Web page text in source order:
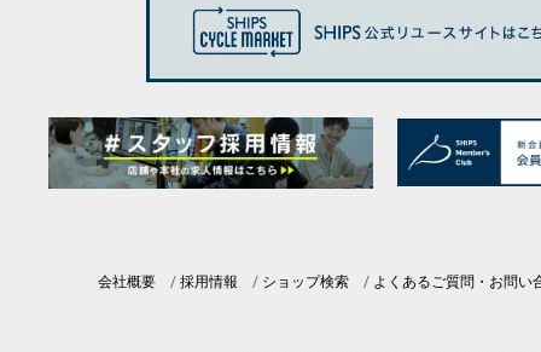
会社概要 採用情報 ショップ検索 よくあるご質問・お問い